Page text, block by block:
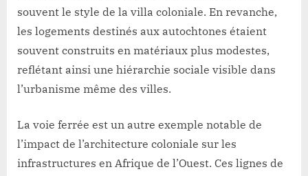
souvent le style de la villa coloniale. En revanche,
les logements destinés aux autochtones étaient
souvent construits en matériaux plus modestes,
reflétant ainsi une hiérarchie sociale visible dans
l’urbanisme même des villes.
La voie ferrée est un autre exemple notable de
l’impact de l’architecture coloniale sur les
infrastructures en Afrique de l’Ouest. Ces lignes de